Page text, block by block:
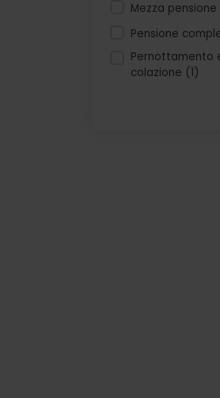
Mezza
Pensione
Pernottamento
colazione (1)